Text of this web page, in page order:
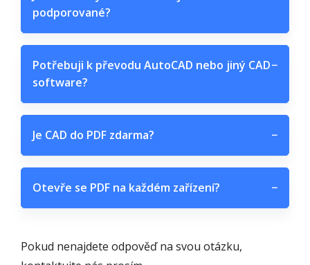
podporované?
Potřebuji k převodu AutoCAD nebo jiný CAD
software?
−
Je CAD do PDF zdarma? −
Otevře se PDF na každém zařízení? −
Pokud nenajdete odpověď na svou otázku,